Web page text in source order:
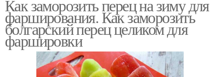
Как заморозить перец на зиму для
фарширования. Как заморозить
болгарский перец целиком для
фаршировки